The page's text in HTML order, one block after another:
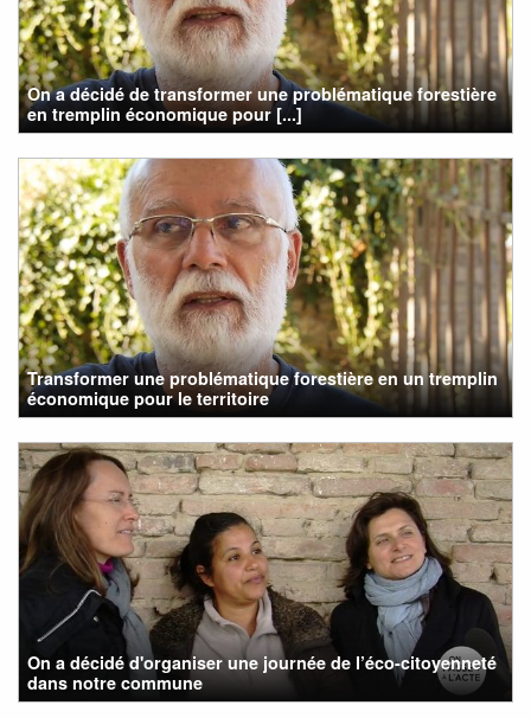
On a décidé de transformer une problématique forestière
en tremplin économique pour [...]
Transformer une problématique forestière en un tremplin
économique pour le territoire
On a décidé d'organiser une journée de l’éco-citoyenneté
dans notre commune